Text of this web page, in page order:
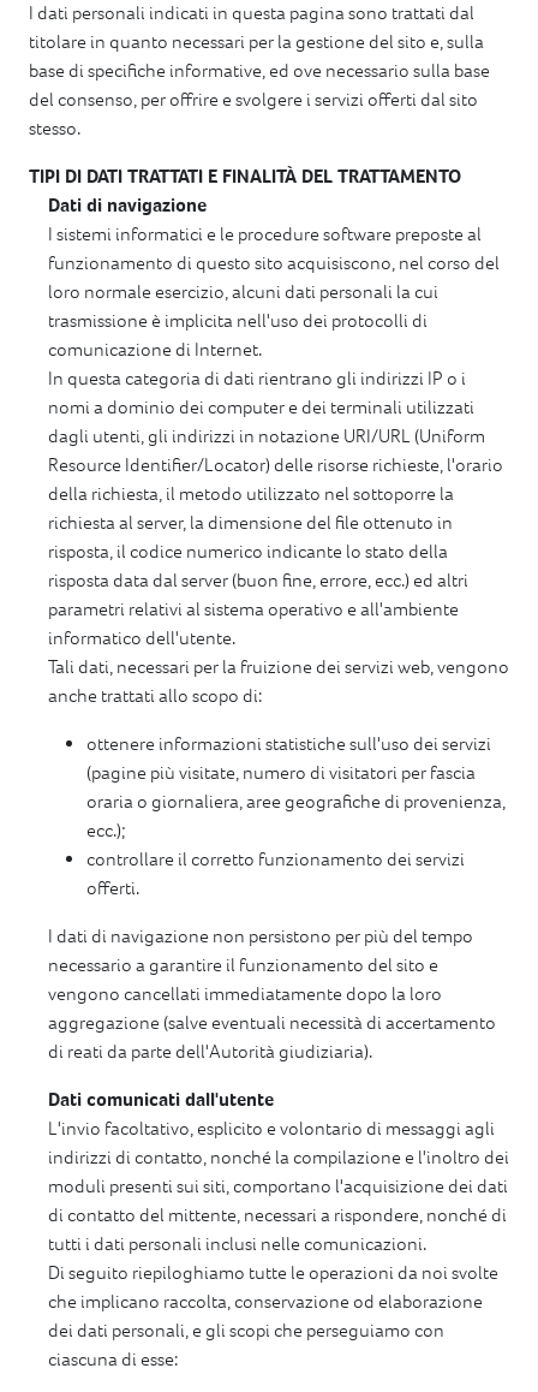
I dati personali indicati in questa pagina sono trattati dal
titolare in quanto necessari per la gestione del sito e, sulla
base di specifiche informative, ed ove necessario sulla base
del consenso, per offrire e svolgere i servizi offerti dal sito
stesso.
TIPI DI DATI TRATTATI E FINALITÀ DEL TRATTAMENTO
Dati di navigazione
I sistemi informatici e le procedure software preposte al
funzionamento di questo sito acquisiscono, nel corso del
loro normale esercizio, alcuni dati personali la cui
trasmissione è implicita nell'uso dei protocolli di
comunicazione di Internet.
In questa categoria di dati rientrano gli indirizzi IP o i
nomi a dominio dei computer e dei terminali utilizzati
dagli utenti, gli indirizzi in notazione URI/URL (Uniform
Resource Identifier/Locator) delle risorse richieste, l'orario
della richiesta, il metodo utilizzato nel sottoporre la
richiesta al server, la dimensione del file ottenuto in
risposta, il codice numerico indicante lo stato della
risposta data dal server (buon fine, errore, ecc.) ed altri
parametri relativi al sistema operativo e all'ambiente
informatico dell'utente.
Tali dati, necessari per la fruizione dei servizi web, vengono
anche trattati allo scopo di:
ottenere informazioni statistiche sull'uso dei servizi
(pagine più visitate, numero di visitatori per fascia
oraria o giornaliera, aree geografiche di provenienza,
ecc.);
controllare il corretto funzionamento dei servizi
offerti.
I dati di navigazione non persistono per più del tempo
necessario a garantire il funzionamento del sito e
vengono cancellati immediatamente dopo la loro
aggregazione (salve eventuali necessità di accertamento
di reati da parte dell'Autorità giudiziaria).
Dati comunicati dall'utente
L'invio facoltativo, esplicito e volontario di messaggi agli
indirizzi di contatto, nonché la compilazione e l'inoltro dei
moduli presenti sui siti, comportano l'acquisizione dei dati
di contatto del mittente, necessari a rispondere, nonché di
tutti i dati personali inclusi nelle comunicazioni.
Di seguito riepiloghiamo tutte le operazioni da noi svolte
che implicano raccolta, conservazione od elaborazione
dei dati personali, e gli scopi che perseguiamo con
ciascuna di esse: